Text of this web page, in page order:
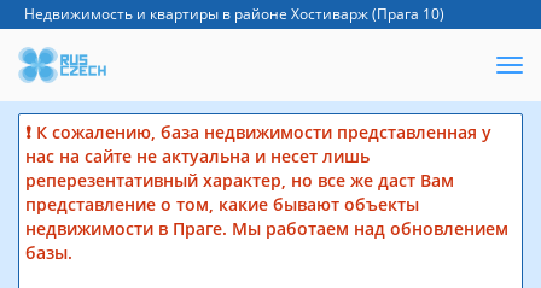
Недвижимость и квартиры в районе Хостиварж (Прага 10)
❗ К сожалению, база недвижимости представленная у
нас на сайте не актуальна и несет лишь
реперезентативный характер, но все же даст Вам
представление о том, какие бывают объекты
недвижимости в Праге. Мы работаем над обновлением
базы.